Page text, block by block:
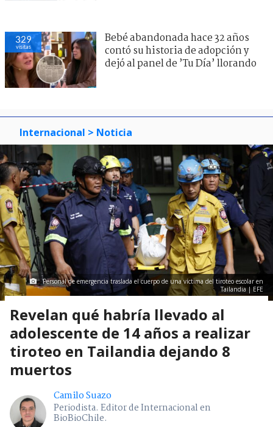
329
visitas
Bebé abandonada hace 32 años
contó su historia de adopción y
dejó al panel de ’Tu Día’ llorando
Internacional > Noticia
Personal de emergencia traslada el cuerpo de una víctima del tiroteo escolar en
Tailandia | EFE
Revelan qué habría llevado al
adolescente de 14 años a realizar
tiroteo en Tailandia dejando 8
muertos
Camilo Suazo
Periodista. Editor de Internacional en
BioBioChile.